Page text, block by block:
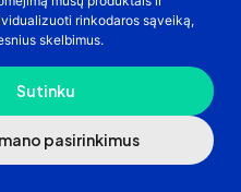
rinkodaros sąveiką,
skelbimus.
Sutinku
pasirinkimus